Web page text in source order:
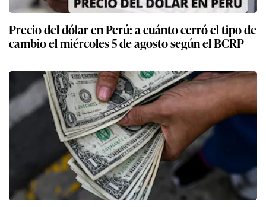
Precio del dólar en Perú: a cuánto cerró el tipo de
cambio el miércoles 5 de agosto según el BCRP